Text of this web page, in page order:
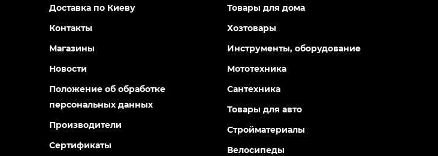
Доставка по Киеву
Контакты
Магазины
Новости
Положение об обработке
персональных данных
Производители
Сертификаты
Товары для дома
Хозтовары
Инструменты, оборудование
Мототехника
Сантехника
Товары для авто
Стройматериалы
Велосипеды